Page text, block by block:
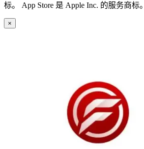
标。 App Store 是 Apple Inc. 的服务商标。
×